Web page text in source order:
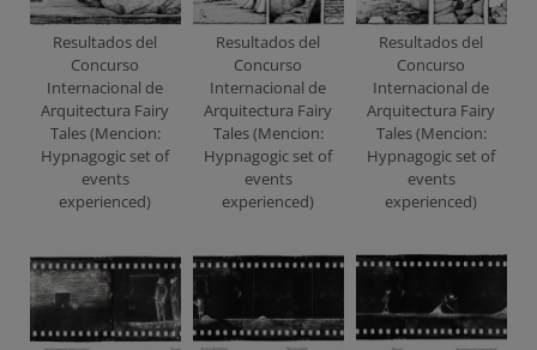
Resultados del
Concurso
Internacional de
Arquitectura Fairy
Tales (Mencion:
Hypnagogic set of
events
experienced)
Resultados del
Concurso
Internacional de
Arquitectura Fairy
Tales (Mencion:
Hypnagogic set of
events
experienced)
Resultados del
Concurso
Internacional de
Arquitectura Fairy
Tales (Mencion:
Hypnagogic set of
events
experienced)